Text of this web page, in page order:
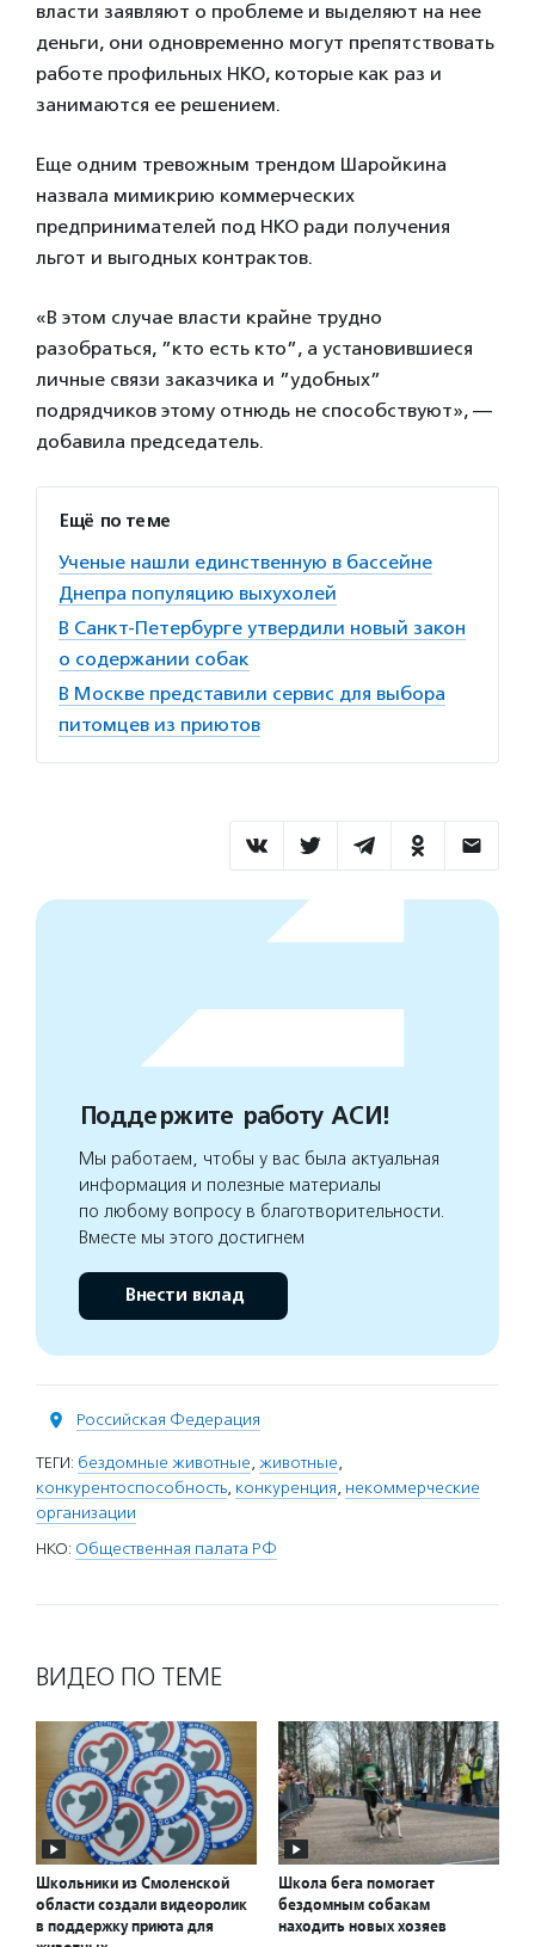
власти заявляют о проблеме и выделяют на нее
деньги, они одновременно могут препятствовать
работе профильных НКО, которые как раз и
занимаются ее решением.
Еще одним тревожным трендом Шаройкина
назвала мимикрию коммерческих
предпринимателей под НКО ради получения
льгот и выгодных контрактов.
«В этом случае власти крайне трудно
разобраться, ”кто есть кто”, а установившиеся
личные связи заказчика и ”удобных”
подрядчиков этому отнюдь не способствуют», —
добавила председатель.
Ещё по теме
Ученые нашли единственную в бассейне
Днепра популяцию выхухолей
В Санкт-Петербурге утвердили новый закон
о содержании собак
В Москве представили сервис для выбора
питомцев из приютов
Поддержите работу АСИ!
Мы работаем, чтобы у вас была актуальная
информация и полезные материалы
по любому вопросу в благотворительности.
Вместе мы этого достигнем
Внести вклад
Российская Федерация
ТЕГИ: бездомные животные, животные,
конкурентоспособность, конкуренция, некоммерческие
организации
НКО: Общественная палата РФ
ВИДЕО ПО ТЕМЕ
Школьники из Смоленской
области создали видеоролик
в поддержку приюта для
Школа бега помогает
бездомным собакам
находить новых хозяев